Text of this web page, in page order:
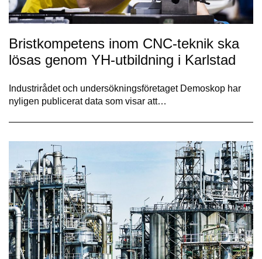
Bristkompetens inom CNC-teknik ska
lösas genom YH-utbildning i Karlstad
Industrirådet och undersökningsföretaget Demoskop har
nyligen publicerat data som visar att…